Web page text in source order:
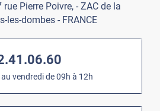
rue Pierre Poivre, - ZAC de la
les-dombes - FRANCE
vendredi de 09h à 12h